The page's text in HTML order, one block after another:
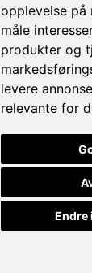
opplevelse på
måle
produkter og
levere
relevante for